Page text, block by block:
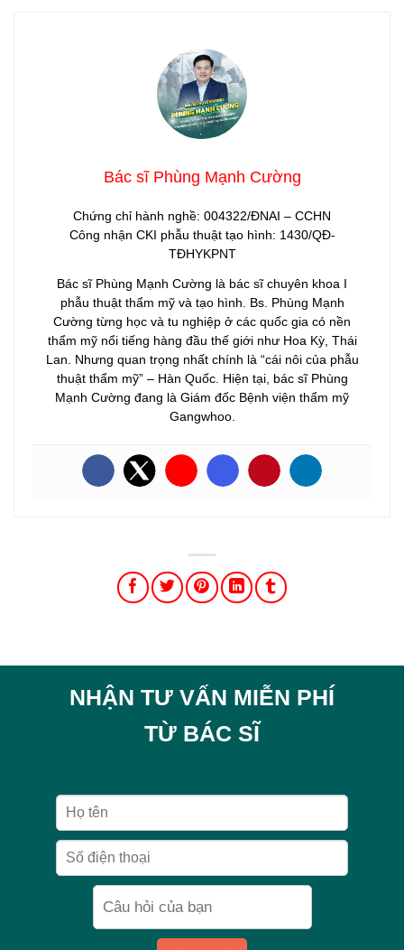
Bác sĩ Phùng Mạnh Cường
Chứng chỉ hành nghề: 004322/ĐNAI – CCHN
Công nhận CKI phẫu thuật tạo hình: 1430/QĐ-
TĐHYKPNT
Bác sĩ Phùng Mạnh Cường là bác sĩ chuyên khoa I
phẫu thuật thẩm mỹ và tạo hình. Bs. Phùng Mạnh
Cường từng học và tu nghiệp ở các quốc gia có nền
thẩm mỹ nổi tiếng hàng đầu thế giới như Hoa Kỳ, Thái
Lan. Nhưng quan trọng nhất chính là “cái nôi của phẫu
thuật thẩm mỹ” – Hàn Quốc. Hiện tại, bác sĩ Phùng
Mạnh Cường đang là Giám đốc Bệnh viện thẩm mỹ
Gangwhoo.
NHẬN TƯ VẤN MIỄN PHÍ
TỪ BÁC SĨ